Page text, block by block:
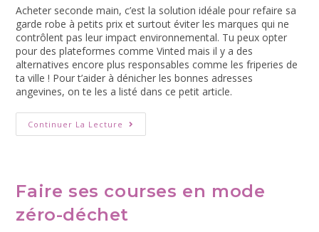
Acheter seconde main, c’est la solution idéale pour refaire sa
garde robe à petits prix et surtout éviter les marques qui ne
contrôlent pas leur impact environnemental. Tu peux opter
pour des plateformes comme Vinted mais il y a des
alternatives encore plus responsables comme les friperies de
ta ville ! Pour t’aider à dénicher les bonnes adresses
angevines, on te les a listé dans ce petit article.
Continuer La Lecture
Faire ses courses en mode
zéro-déchet